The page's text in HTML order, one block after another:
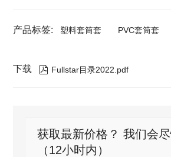
产品标签: 塑料套筒套 PVC套筒套
下载  Fullstar目录2022.pdf
获取最新价格？ 我们会
（12小时内）